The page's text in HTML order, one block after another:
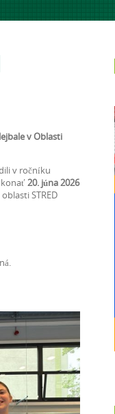
v Oblasti
v ročníku
konať20. júna 2026
STRED